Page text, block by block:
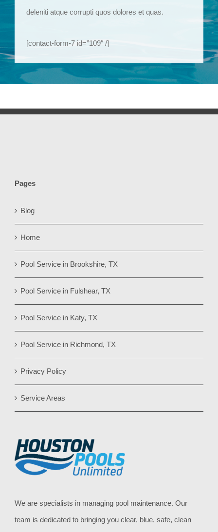
deleniti atque corrupti quos dolores et quas.
[contact-form-7 id=”109″ /]
Pages
Blog
Home
Pool Service in Brookshire, TX
Pool Service in Fulshear, TX
Pool Service in Katy, TX
Pool Service in Richmond, TX
Privacy Policy
Service Areas
We are specialists in managing pool maintenance. Our
team is dedicated to bringing you clear, blue, safe, clean